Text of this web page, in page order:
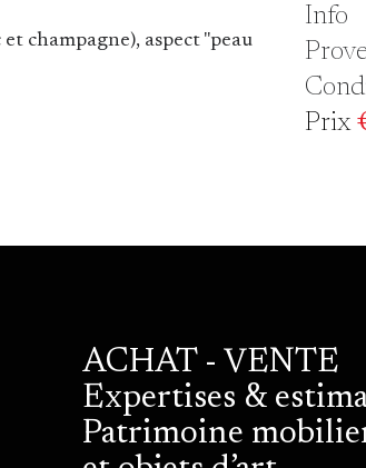
champagne), aspect "peau
Info
Prix
ACHAT - VENTE
Expertises &
Patrimoine